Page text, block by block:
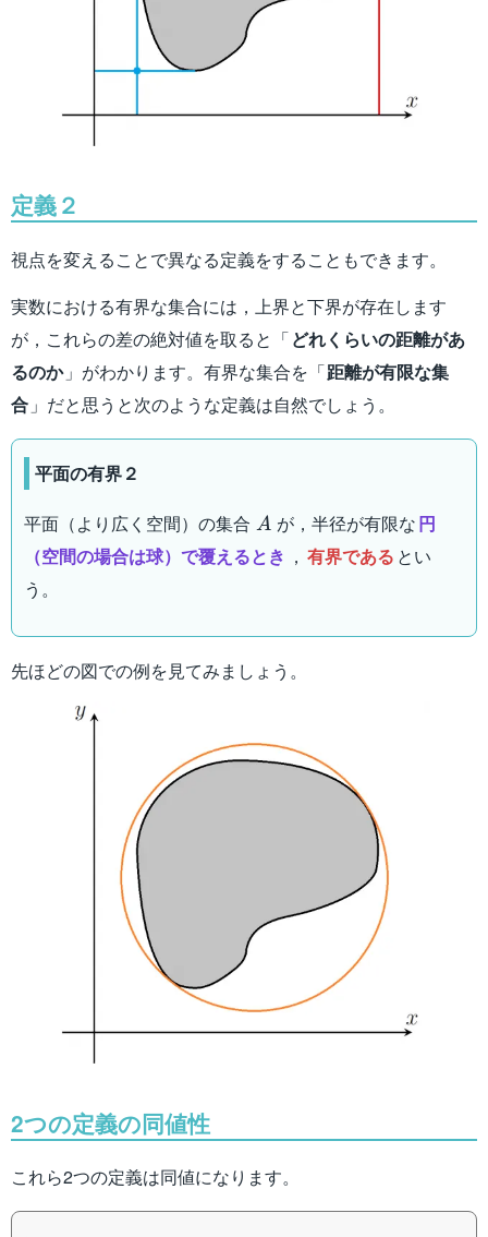
定義２
視点を変えることで異なる定義をすることもできます。
実数における有界な集合には，上界と下界が存在します
が，これらの差の絶対値を取ると「どれくらいの距離があ
るのか 」がわかります。有界な集合を「距離が有限な集
合 」だと思うと次のような定義は自然でしょう。
平面の有界２
平面（より広く空間）の集合 A
A が，半径が有限な円
（空間の場合は球）で覆えるとき ， 有界である とい
う。
先ほどの図での例を見てみましょう。
2つの定義の同値性
これら2つの定義は同値になります。